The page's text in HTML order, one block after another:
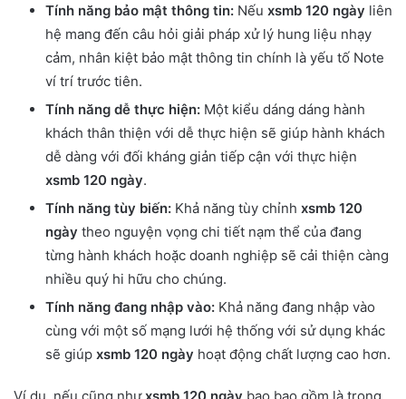
Tính năng bảo mật thông tin: Nếu xsmb 120 ngày liên
hệ mang đến câu hỏi giải pháp xử lý hung liệu nhạy
cảm, nhân kiệt bảo mật thông tin chính là yếu tố Note
ví trí trước tiên.
Tính năng dễ thực hiện: Một kiểu dáng dáng hành
khách thân thiện với dễ thực hiện sẽ giúp hành khách
dễ dàng với đối kháng giản tiếp cận với thực hiện
xsmb 120 ngày.
Tính năng tùy biến: Khả năng tùy chỉnh xsmb 120
ngày theo nguyện vọng chi tiết nạm thể của đang
từng hành khách hoặc doanh nghiệp sẽ cải thiện càng
nhiều quý hi hữu cho chúng.
Tính năng đang nhập vào: Khả năng đang nhập vào
cùng với một số mạng lưới hệ thống với sử dụng khác
sẽ giúp xsmb 120 ngày hoạt động chất lượng cao hơn.